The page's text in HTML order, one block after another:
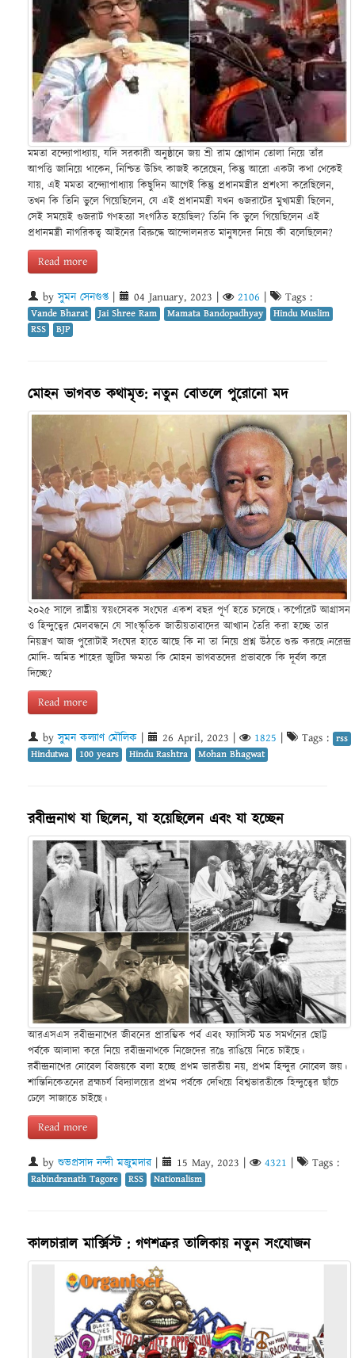
মমতা বন্দ্যোপাধ্যায়, যদি সরকারী অনুষ্ঠানে জয় শ্রী রাম শ্লোগান তোলা নিয়ে তাঁর
আপত্তি জানিয়ে থাকেন, নিশ্চিত উচিৎ কাজই করেছেন, কিন্তু আরো একটা কথা থেকেই
যায়, এই মমতা বন্দ্যোপাধ্যায় কিছুদিন আগেই কিন্তু প্রধানমন্ত্রীর প্রশংসা করেছিলেন,
তখন কি তিনি ভুলে গিয়েছিলেন, যে এই প্রধানমন্ত্রী যখন গুজরাটের মুখ্যমন্ত্রী ছিলেন,
সেই সময়েই গুজরাট গণহত্যা সংগঠিত হয়েছিল? তিনি কি ভুলে গিয়েছিলেন এই
প্রধানমন্ত্রী নাগরিকত্ব আইনের বিরুদ্ধে আন্দোলনরত মানুষদের নিয়ে কী বলেছিলেন?
Read more
byসুমন সেনগুপ্ত | 04 January, 2023 | 2106 | Tags :
Vande Bharat Jai Shree Ram Mamata Bandopadhyay
Hindu Muslim
RSS
BJP
মোহন ভাগবত কথামৃত: নতুন বোতলে পুরোনো মদ
২০২৫ সালে রাষ্ট্রীয় স্বয়ংসেবক সংঘের একশ বছর পূর্ণ হতে চলেছে। কর্পোরেট আগ্রাসন
ও হিন্দুত্বের মেলবন্ধনে যে সাংস্কৃতিক জাতীয়তাবাদের আখ্যান তৈরি করা হচ্ছে তার
নিয়ন্ত্রণ আজ পুরোটাই সংঘের হাতে আছে কি না তা নিয়ে প্রশ্ন উঠতে শুরু করছে।নরেন্দ্র
মোদি- অমিত শাহের জুটির ক্ষমতা কি মোহন ভাগবতদের প্রভাবকে কি দূর্বল করে
দিচ্ছে?
Read more
byসুমন কল্যাণ মৌলিক | 26 April, 2023 | 1825 | Tags : rss
Hindutwa
100 years Hindu Rashtra Mohan Bhagwat
রবীন্দ্রনাথ যা ছিলেন, যা হয়েছিলেন এবং যা হচ্ছেন
আরএসএস রবীন্দ্রনাথের জীবনের প্রারম্ভিক পর্ব এবং ফ্যাসিস্ট মত সমর্থনের ছোট্ট
পর্বকে আলাদা করে নিয়ে রবীন্দ্রনাথকে নিজেদের রঙে রাঙিয়ে নিতে চাইছে।
রবীন্দ্রনাথের নোবেল বিজয়কে বলা হচ্ছে প্রথম ভারতীয় নয়, প্রথম হিন্দুর নোবেল জয়।
শান্তিনিকেতনের ব্রহ্মচর্য বিদ্যালয়ের প্রথম পর্বকে দেখিয়ে বিশ্বভারতীকে হিন্দুত্বের ছাঁচে
ঢেলে সাজাতে চাইছে।
Read more
by শুভপ্রসাদ নন্দী মজুমদার| 15 May, 2023 | 4321 | Tags :
Rabindranath Tagore RSS Nationalism
কালচারাল মার্ক্সিস্ট : গণশত্রুর তালিকায় নতুন সংযোজন